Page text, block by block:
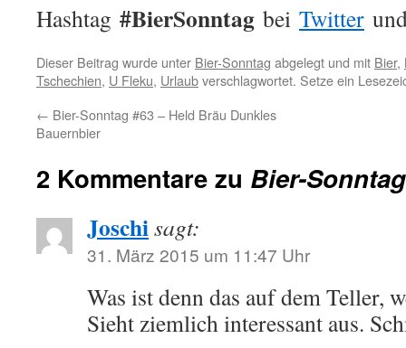
Hashtag #BierSonntag bei Twitter
Dieser Beitrag wurde unter Bier-Sonntag abgelegt und mit Bier,
Tschechien, U Fleku, Urlaubverschlagwortet. Setze ein
← Bier-Sonntag #63 – Held Bräu Dunkles
Bauernbier
2 Kommentare zu Bier-
Joschisagt:
31. März 2015 um 11:47 Uhr
Was ist denn das auf dem Teller,
Sieht ziemlich interessant aus.